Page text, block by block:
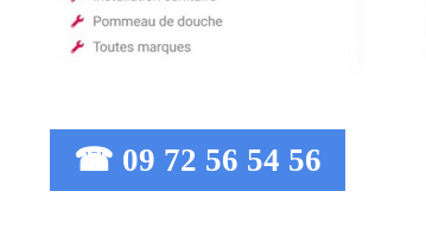
☎ 09 72 56 54 56